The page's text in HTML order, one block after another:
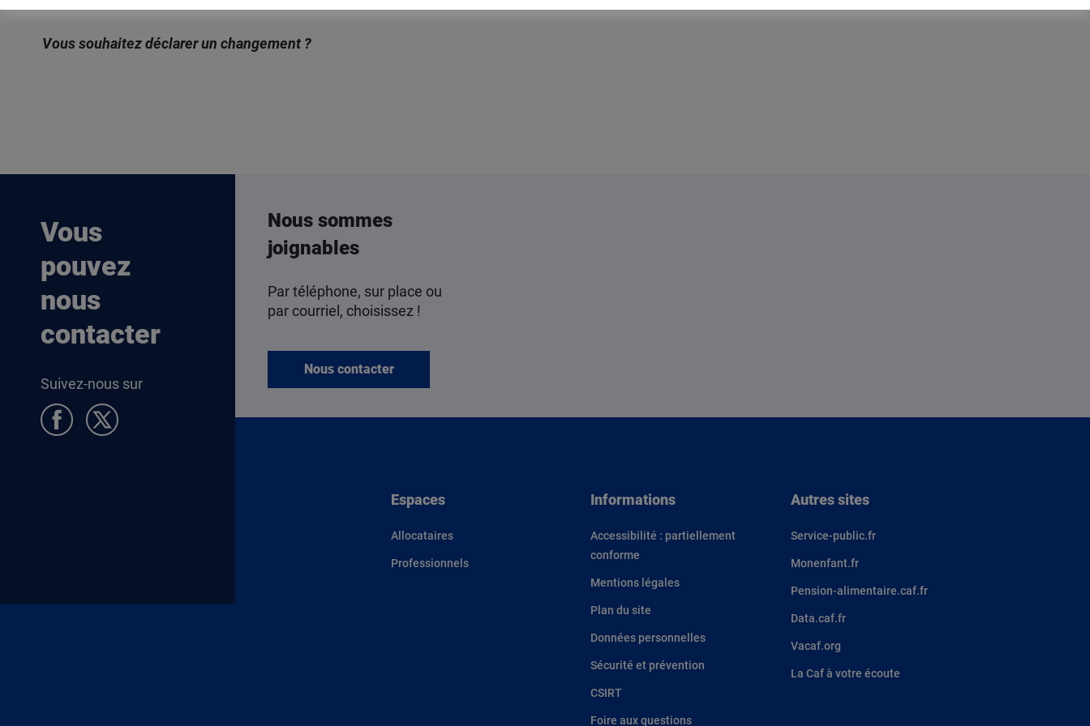
Vous souhaitez déclarer un changement ?
Vous
pouvez
nous
contacter
Suivez-nous sur
Nous sommes
joignables
Par téléphone, sur place ou
par courriel, choisissez !
Nous contacter
Espaces
Allocataires
Professionnels
Informations
Accessibilité : partiellement
conforme
Mentions légales
Plan du site
Données personnelles
Sécurité et prévention
CSIRT
Foire aux questions
Autres sites
Service-public.fr
Monenfant.fr
Pension-alimentaire.caf.fr
Data.caf.fr
Vacaf.org
La Caf à votre écoute